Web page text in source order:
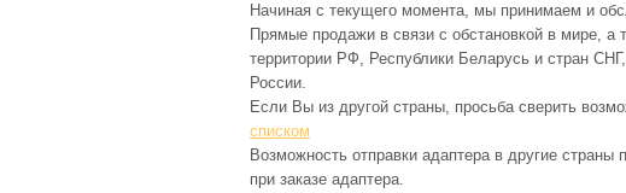
Начиная с текущего момента, мы принимаем и
Прямые продажи в связи с обстановкой в мире, а
территории РФ, Республики Беларусь и стран
России.
Если Вы из другой страны, просьба сверить
списком
Возможность отправки адаптера в другие
при заказе адаптера.